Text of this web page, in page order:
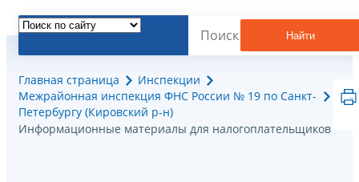
Найти
Главная страница
Инспекции
Межрайонная инспекция ФНС России № 19 по Санкт-
Петербургу (Кировский р-н)
Информационные материалы для налогоплательщиков